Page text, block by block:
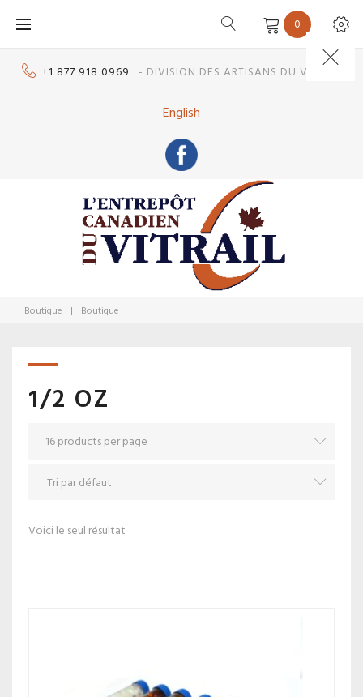
0
+1 877 918 0969 - DIVISION DES ARTISANS DU VITRAIL
English
Boutique | Boutique
1/2 OZ
Voici le seul résultat